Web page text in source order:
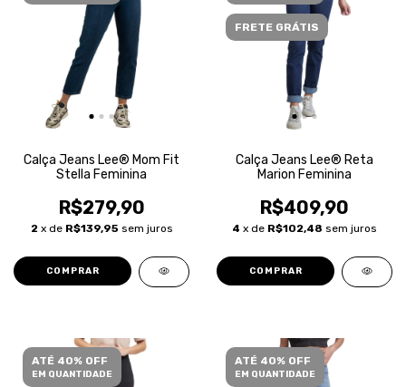
Calça Jeans Lee® Mom Fit
Stella Feminina
R$279,90
2 x de R$139,95 sem juros
COMPRAR
FRETE GRÁTIS
Calça Jeans Lee® Reta
Marion Feminina
R$409,90
4 x de R$102,48 sem juros
COMPRAR
ATÉ 40% OFF
EM QUANTIDADE
ATÉ 40% OFF
EM QUANTIDADE